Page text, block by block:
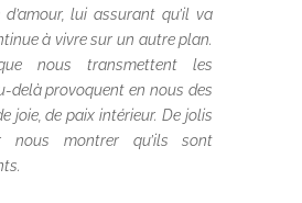
lui assurant qu’il va
à vivre sur un autre plan.
nous transmettent les
delà provoquent en nous des
joie, de paix intérieur. De jolis
nous montrer qu’ils sont